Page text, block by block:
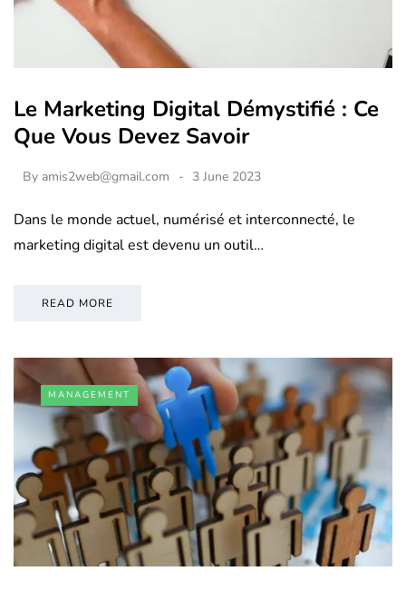
Le Marketing Digital Démystifié : Ce
Que Vous Devez Savoir
By amis2web@gmail.com 3 June 2023
Dans le monde actuel, numérisé et interconnecté, le
marketing digital est devenu un outil…
READ MORE
MANAGEMENT